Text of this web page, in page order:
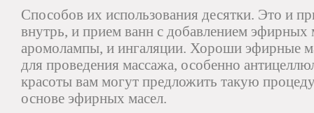
Способов их использования десятки. Это и
внутрь, и прием ванн с добавлением эфирных
аромолампы, и ингаляции. Хороши эфирные
для проведения массажа, особенно
красоты вам могут предложить такую
основе эфирных масел.